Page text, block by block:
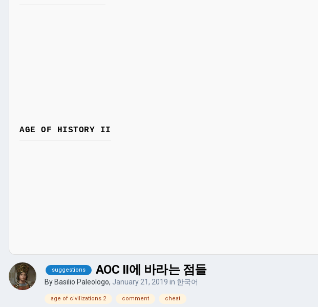
AGE OF HISTORY II
suggestions AOC II에 바라는 점들
By Basilio Paleologo, January 21, 2019 in 한국어
age of civilizations 2 comment cheat